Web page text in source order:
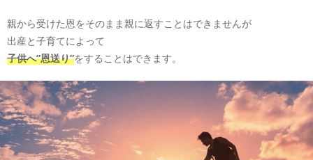
親から受けた恩をそのまま親に返すことはできませんが
出産と子育てによって
子供へ”恩送り”をすることはできます。